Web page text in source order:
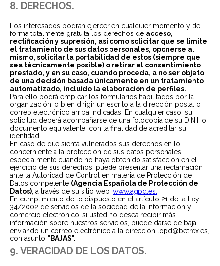
8. DERECHOS.
Los interesados podrán ejercer en cualquier momento y de
forma totalmente gratuita los derechos de acceso,
rectificación y supresión, así como solicitar que se limite
el tratamiento de sus datos personales, oponerse al
mismo, solicitar la portabilidad de estos (siempre que
sea técnicamente posible) o retirar el consentimiento
prestado, y en su caso, cuando proceda, a no ser objeto
de una decisión basada únicamente en un tratamiento
automatizado, incluido la elaboración de perfiles.
Para ello podrá emplear los formularios habilitados por la
organización, o bien dirigir un escrito a la dirección postal o
correo electrónico arriba indicadas. En cualquier caso, su
solicitud deberá acompañarse de una fotocopia de su D.N.I. o
documento equivalente, con la finalidad de acreditar su
identidad.
En caso de que sienta vulnerados sus derechos en lo
concerniente a la protección de sus datos personales,
especialmente cuando no haya obtenido satisfacción en el
ejercicio de sus derechos, puede presentar una reclamación
ante la Autoridad de Control en materia de Protección de
Datos competente (Agencia Española de Protección de
Datos) , a través de su sitio web: www.agpd.es.
En cumplimiento de lo dispuesto en el artículo 21 de la Ley
34/2002 de servicios de la sociedad de la información y
comercio electrónico, si usted no desea recibir más
información sobre nuestros servicios, puede darse de baja
enviando un correo electrónico a la dirección lopd@betrex.es,
con asunto "BAJAS".
9. VERACIDAD DE LOS DATOS.